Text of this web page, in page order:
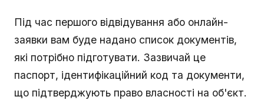
Під час першого відвідування або онлайн-
заявки вам буде надано список документів,
які потрібно підготувати. Зазвичай це
паспорт, ідентифікаційний код та документи,
що підтверджують право власності на об'єкт.